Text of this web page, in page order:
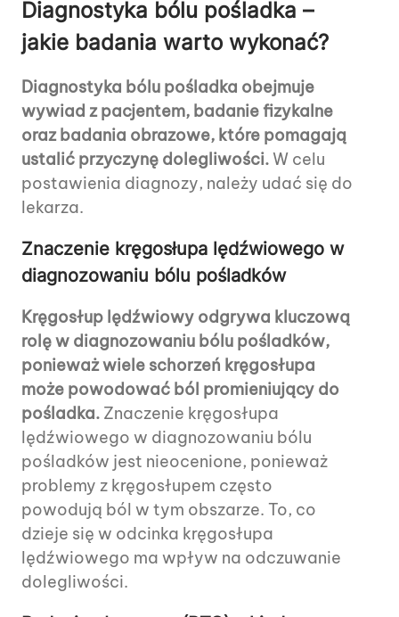
Diagnostyka bólu pośladka –
jakie badania warto wykonać?
Diagnostyka bólu pośladka obejmuje
wywiad z pacjentem, badanie fizykalne
oraz badania obrazowe, które pomagają
ustalić przyczynę dolegliwości. W celu
postawienia diagnozy, należy udać się do
lekarza.
Znaczenie kręgosłupa lędźwiowego w
diagnozowaniu bólu pośladków
Kręgosłup lędźwiowy odgrywa kluczową
rolę w diagnozowaniu bólu pośladków,
ponieważ wiele schorzeń kręgosłupa
może powodować ból promieniujący do
pośladka. Znaczenie kręgosłupa
lędźwiowego w diagnozowaniu bólu
pośladków jest nieocenione, ponieważ
problemy z kręgosłupem często
powodują ból w tym obszarze. To, co
dzieje się w odcinka kręgosłupa
lędźwiowego ma wpływ na odczuwanie
dolegliwości.